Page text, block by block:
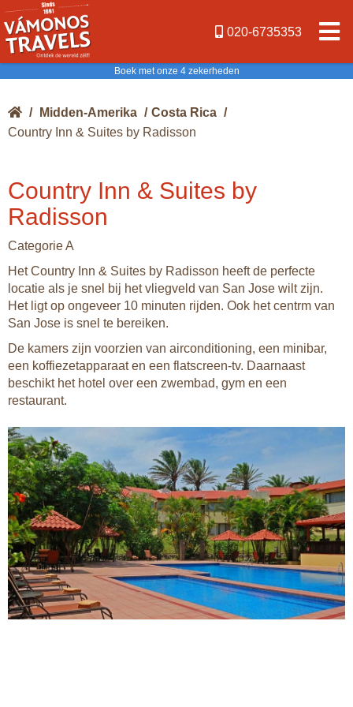
020-6735353
Boek met onze 4 zekerheden
/ Midden-Amerika / Costa Rica /
Country Inn & Suites by Radisson
Country Inn & Suites by
Radisson
Categorie A
Het Country Inn & Suites by Radisson heeft de perfecte
locatie als je snel bij het vliegveld van San Jose wilt zijn.
Het ligt op ongeveer 10 minuten rijden. Ook het centrm van
San Jose is snel te bereiken.
De kamers zijn voorzien van airconditioning, een minibar,
een koffiezetapparaat en een flatscreen-tv. Daarnaast
beschikt het hotel over een zwembad, gym en een
restaurant.